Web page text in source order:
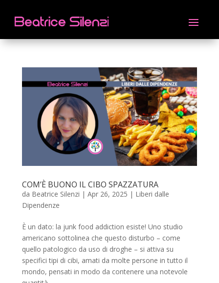
COM’È BUONO IL CIBO SPAZZATURA
da Beatrice Silenzi | Apr 26, 2025 | Liberi dalle
Dipendenze
È un dato: la junk food addiction esiste! Uno studio
americano sottolinea che questo disturbo – come
quello patologico da uso di droghe – si attiva su
specifici tipi di cibi, amati da molte persone in tutto il
mondo, pensati in modo da contenere una notevole